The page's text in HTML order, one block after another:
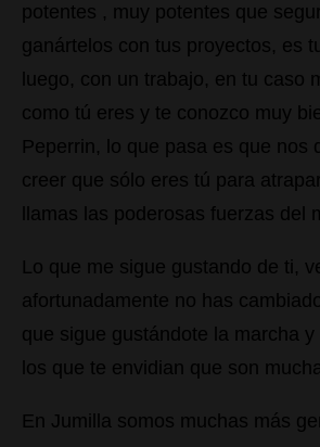
potentes , muy potentes que
ganártelos con tus proyectos, es
luego, con un trabajo, en tu caso
como tú eres y te conozco muy
Peperrin, lo que pasa es que nos
creer que sólo eres tú para
llamas las poderosas fuerzas del
Lo que me sigue gustando de ti,
afortunadamente no has
que sigue gustándote la marcha
los que te envidian que son
En Jumilla somos muchas más